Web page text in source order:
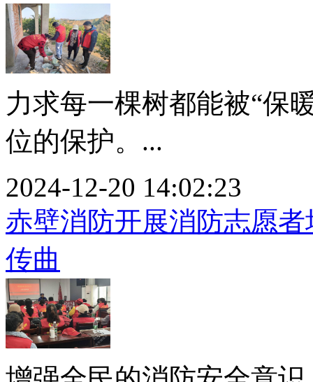
力求每一棵树都能被“保
位的保护。...
2024-12-20 14:02:23
赤壁消防开展消防志愿
传曲